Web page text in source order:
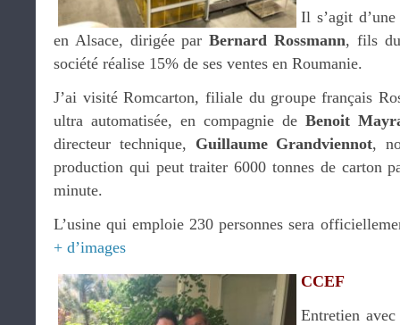
Il s’agit
en Alsace, dirigée parBernard Rossmann, fils
société réalise 15% de ses ventes en Roumanie.
J’ai visité Romcarton, filiale du groupe français
ultra automatisée, en compagnie de Benoit
directeur technique, Guillaume Grandviennot,
production qui peut traiter 6000 tonnes de carton
minute.
L’usine qui emploie 230 personnes sera
+ d’images
CCEF
Entretien